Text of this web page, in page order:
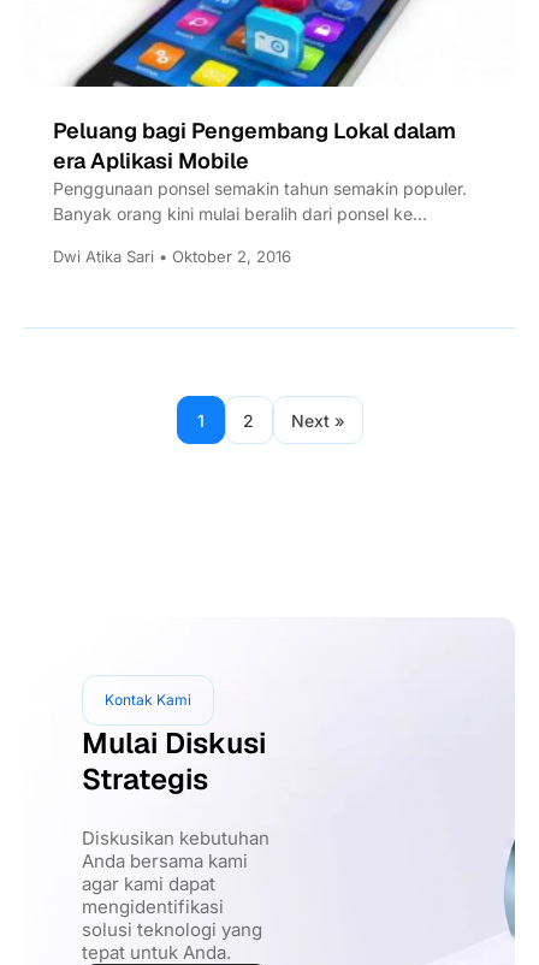
Peluang bagi Pengembang Lokal dalam
era Aplikasi Mobile
Penggunaan ponsel semakin tahun semakin populer.
Banyak orang kini mulai beralih dari ponsel ke
Dwi Atika Sari • Oktober 2, 2016
1 2 Next »
Kontak Kami
Mulai Diskusi
Strategis
Diskusikan kebutuhan
Anda bersama kami
agar kami dapat
mengidentifikasi
solusi teknologi yang
tepat untuk Anda.